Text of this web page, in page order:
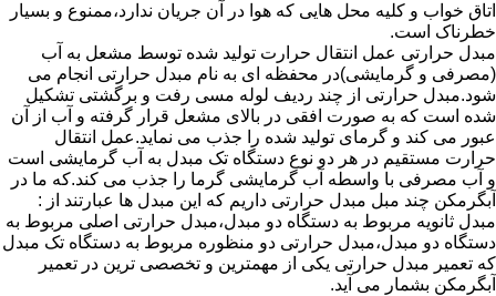
اتاق خواب و کلیه محل هایی که هوا در آن جریان ندارد،ممنوع و بسیار
خطرناک است.
مبدل حرارتی عمل انتقال حرارت تولید شده توسط مشعل به آب
(مصرفی و گرمایشی)در محفظه ای به نام مبدل حرارتی انجام می
شود.مبدل حرارتی از چند ردیف لوله مسی رفت و برگشتی تشکیل
شده است که به صورت افقی در بالای مشعل قرار گرفته و آب از آن
عبور می کند و گرمای تولید شده را جذب می نماید.عمل انتقال
حرارت مستقیم در هر دو نوع دستگاه تک مبدل به آب گرمایشی است
و آب مصرفی با واسطه آب گرمایشی گرما را جذب می کند.که ما در
آبگرمکن چند مبل مبدل حرارتی داریم که این مبدل ها عبارتند از :
مبدل ثانویه مربوط به دستگاه دو مبدل،مبدل حرارتی اصلی مربوط به
دستگاه دو مبدل،مبدل حرارتی دو منظوره مربوط به دستگاه تک مبدل
که تعمیر مبدل حرارتی یکی از مهمترین و تخصصی ترین در تعمیر
آبگرمکن بشمار می آید.